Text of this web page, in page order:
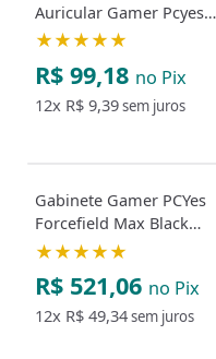
Auricular Gamer Pcyes
Opala, Driver 10Mm, com
★★★★★
R$ 99,18 no Pix
12x R$ 9,39sem juros
Gabinete Gamer PCYes
Forcefield Max Black
Vulcan, Frontal e Lateral
★★★★★
R$ 521,06 no Pix
12x R$ 49,34sem juros